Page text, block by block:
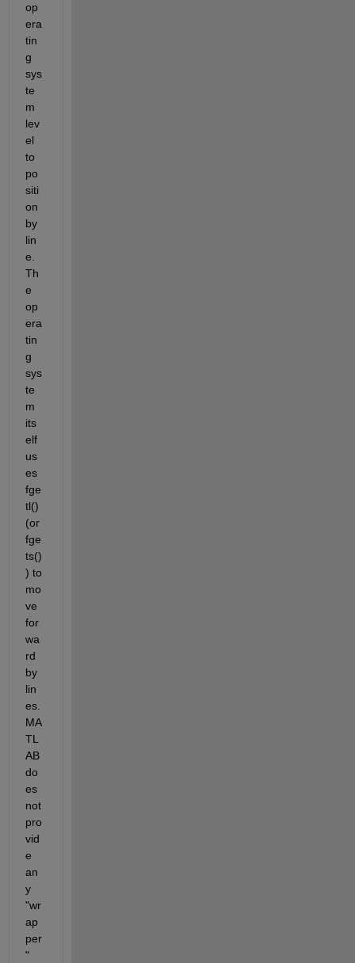
op
era
tin
g
sys
te
m
lev
el
to
po
siti
on
by
lin
e.
Th
e
op
era
tin
g
sys
te
m
its
elf
us
es
fge
tl()
(or
fge
ts()
) to
mo
ve
for
wa
rd
by
lin
es.
MA
TL
AB
do
es
not
pro
vid
e
an
y
"wr
ap
per
"